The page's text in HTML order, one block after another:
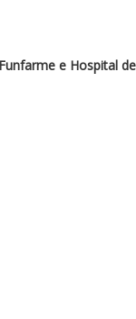
e Hospital